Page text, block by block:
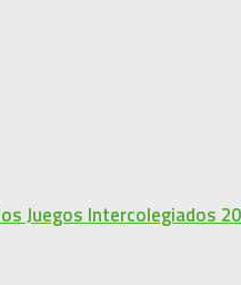
Juegos Intercolegiados